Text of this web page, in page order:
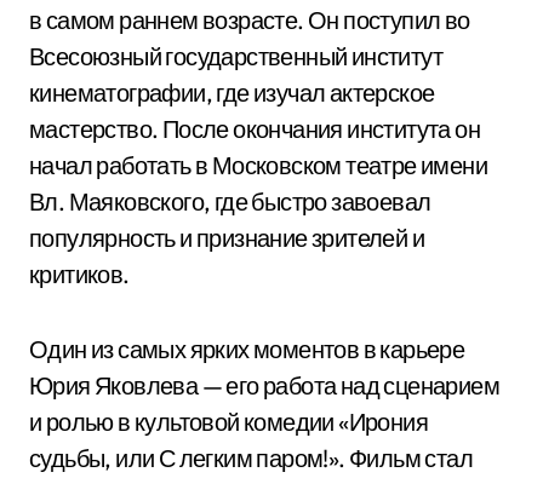
в самом раннем возрасте. Он поступил во
Всесоюзный государственный институт
кинематографии, где изучал актерское
мастерство. После окончания института он
начал работать в Московском театре имени
Вл. Маяковского, где быстро завоевал
популярность и признание зрителей и
критиков.
Один из самых ярких моментов в карьере
Юрия Яковлева — его работа над сценарием
и ролью в культовой комедии «Ирония
судьбы, или С легким паром!». Фильм стал